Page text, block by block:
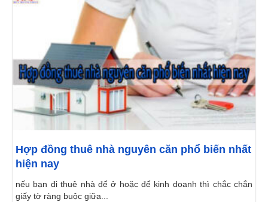
Hợp đồng thuê nhà nguyên căn phổ biến nhất
hiện nay
nếu bạn đi thuê nhà để ở hoặc để kinh doanh thì chắc chắn
giấy tờ ràng buộc giữa...